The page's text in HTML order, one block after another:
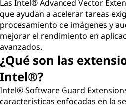
Las Intel® Advanced Vector
que ayudan a acelerar tareas
procesamiento de imágenes y
mejorar el rendimiento en
avanzados.
¿Qué son las
Intel®?
Intel® Software Guard
características enfocadas en la